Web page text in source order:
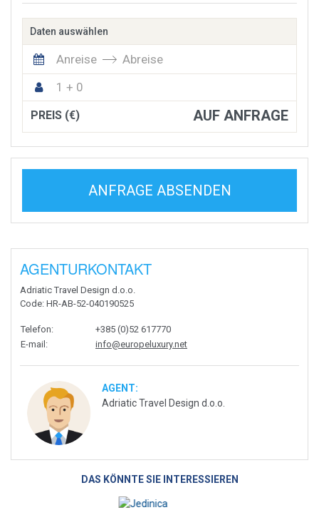
Daten auswählen
Anreise
Abreise
1 + 0
PREIS (€) AUF ANFRAGE
ANFRAGE ABSENDEN
AGENTURKONTAKT
Adriatic Travel Design d.o.o.
Code: HR-AB-52-040190525
Telefon:
+385 (0)52 617770
E-mail : info@europeluxury.net
AGENT:
Adriatic Travel Design d.o.o.
DAS KÖNNTE SIE INTERESSIEREN